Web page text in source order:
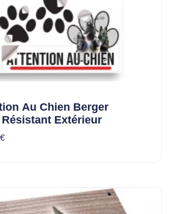
Au Chien Berger
Extérieur
€